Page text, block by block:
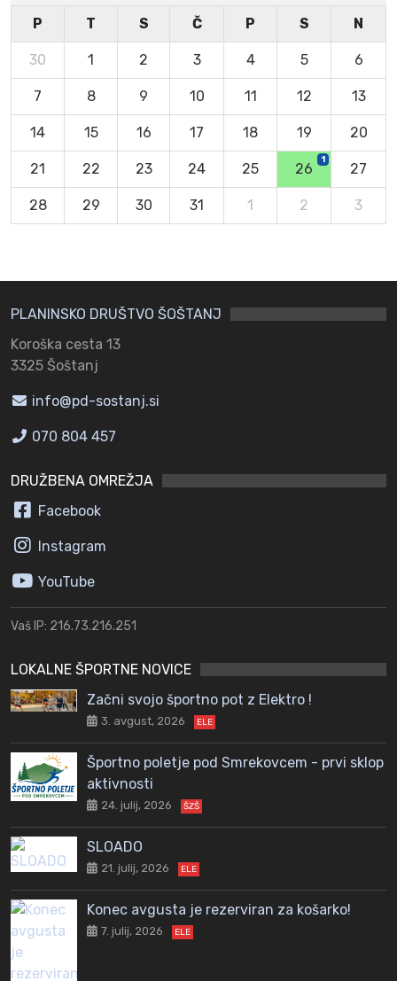
P T S Č P S N
30 1 2 3 4 5 6
7 8 9 10 11 12 13
14 15 16 17 18 19 20
21 22 23 24 25 26
1
27
28 29 30 31 1 2 3
PLANINSKO DRUŠTVO ŠOŠTANJ
Koroška cesta 13
3325 Šoštanj
info@pd-sostanj.si
070 804 457
DRUŽBENA OMREŽJA
Facebook
Instagram
YouTube
Vaš IP: 216.73.216.251
LOKALNE ŠPORTNE NOVICE
Začni svojo športno pot z Elektro !
3. avgust, 2026 ELE
Športno poletje pod Smrekovcem - prvi sklop
aktivnosti
24. julij, 2026 ŠZŠ
SLOADO
21. julij, 2026 ELE
Konec avgusta je rezerviran za košarko!
7. julij, 2026 ELE